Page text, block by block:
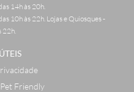
14h às 20h.
10h às 22h. Lojas e Quiosques -
22h.
Friendly